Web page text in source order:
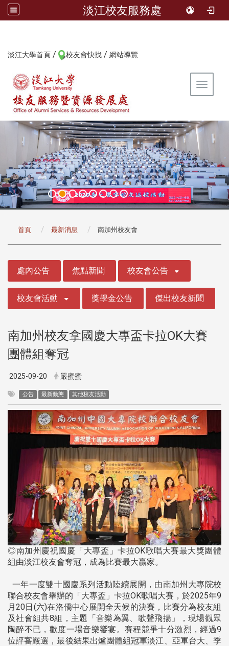
淡江校友服務處
淡江大學首頁 / 校友會快找 / 網站導覽
Toggle
首頁 最新消息 南加州校友會
處內公告 焦點新聞 校友會公告
校友會活動 獎學金公告 傑出校友新聞
南加州校友拿國慶大專盃卡拉OK大賽
團體組奪冠
2025-09-20 嚴蜜蜜
公告 最新動態 其他校友活動
◎南加州慶祝國慶「大專盃」卡拉OK歌唱大賽最大獎團體
組由淡江校友會奪冠，成為比賽最大贏家。
一年一度雙十國慶系列活動陸續展開，由南加州大專院校
聯合校友會舉辦的「大專盃」卡拉OK歌唱大賽，於2025年9
月20日(六)在洛僑中心展開全天候的決賽，比賽分為校友組
及社會組共8組，主題「音樂為翼、歌聲飛揚」，現場觀眾
陶醉不已，歡度一場音樂饗宴。賽程競爭十分激烈，經過9
位評審嚴選，最後結果出爐團體組冠軍淡江、亞軍台大、季